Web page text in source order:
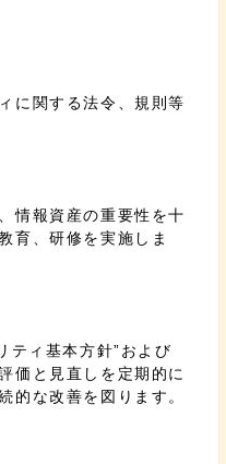
に関する法令、規則等
情報資産の重要性を十
育、研修を実施しま
ィ基本方針”および
価と見直しを定期的に
的な改善を図ります。